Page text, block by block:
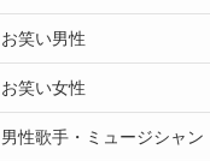
お笑い男性
お笑い女性
男性歌手・ミュージシャン